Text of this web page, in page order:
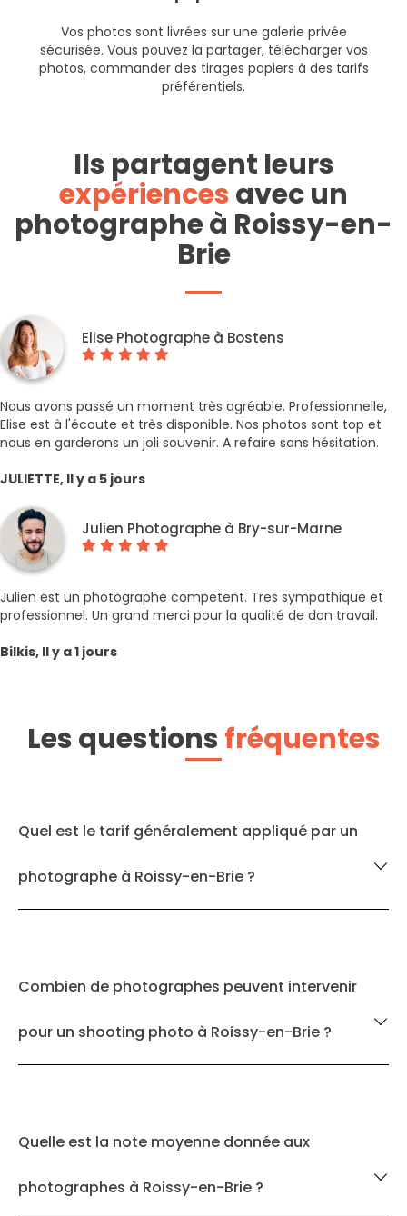
Vos photos sont livrées sur une galerie privée
sécurisée. Vous pouvez la partager, télécharger vos
photos, commander des tirages papiers à des tarifs
préférentiels.
Ils partagent leurs
expériencesavec un
photographe à Roissy-en-
Brie
Elise Photographe à Bostens
Nous avons passé un moment très agréable. Professionnelle,
Elise est à l'écoute et très disponible. Nos photos sont top et
nous en garderons un joli souvenir. A refaire sans hésitation.
JULIETTE, Il y a 5 jours
Julien Photographe à Bry-sur-Marne
Julien est un photographe competent. Tres sympathique et
professionnel. Un grand merci pour la qualité de don travail.
Bilkis, Il y a 1 jours
Les questionsfréquentes
Quel est le tarif généralement appliqué par un
photographe à Roissy-en-Brie ?
Combien de photographes peuvent intervenir
pour un shooting photo à Roissy-en-Brie ?
Quelle est la note moyenne donnée aux
photographes à Roissy-en-Brie ?